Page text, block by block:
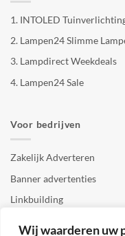
Wij waarderen uw
1. INTOLED
2. Lampen24 Slimme
3. Lampdirect Weekdeals
4. Lampen24 Sale
Voor bedrijven
Zakelijk Adverteren
Banner advertenties
Linkbuilding